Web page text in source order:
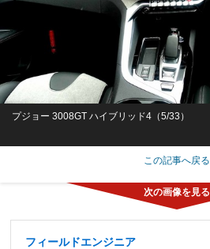
プジョー 3008GT ハイブリッド4（5/33）
この記事へ戻る
フィールドエンジニア